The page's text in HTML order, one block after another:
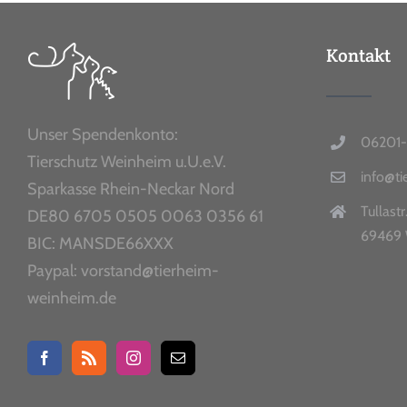
Unser Spendenkonto:
Tierschutz Weinheim u.U.e.V.
Sparkasse Rhein-Neckar Nord
DE80 6705 0505 0063 0356 61
BIC: MANSDE66XXX
Paypal: vorstand@tierheim-
weinheim.de
Kontakt
69469